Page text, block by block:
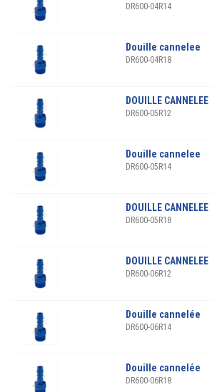
DR600-04R14
Douille cannelee
DR600-04R18
DOUILLE CANNELEE
DR600-05R12
Douille cannelee
DR600-05R14
DOUILLE CANNELEE
DR600-05R18
DOUILLE CANNELEE
DR600-06R12
Douille cannelée
DR600-06R14
Douille cannelée
DR600-06R18